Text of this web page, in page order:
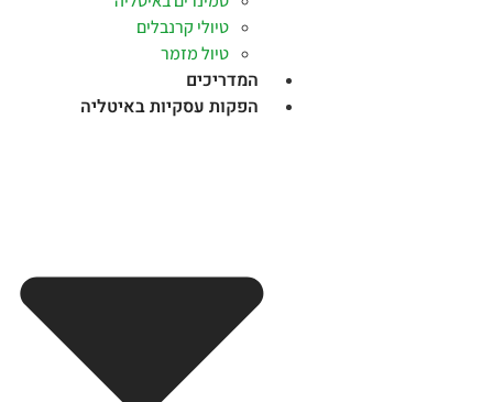
טיולי קרנבלים
טיול מזמר
המדריכים
הפקות עסקיות באיטליה